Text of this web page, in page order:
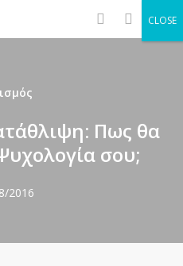
search
Πως θα
σου;
2016
CLOSE